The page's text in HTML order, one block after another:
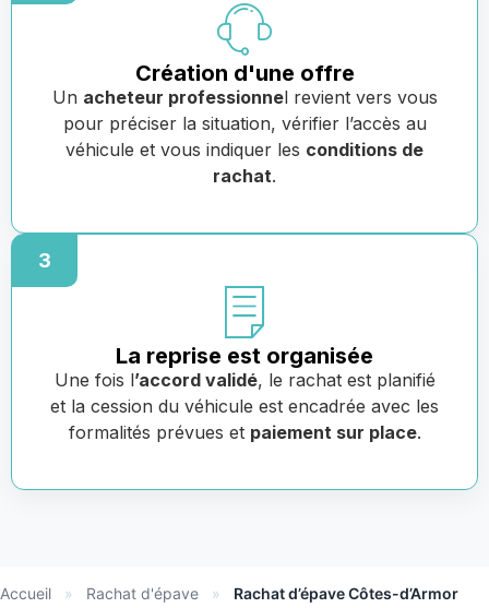
Création d'une offre
Un acheteur professionnel revient vers vous
pour préciser la situation, vérifier l’accès au
véhicule et vous indiquer les conditions de
rachat.
3
La reprise est organisée
Une fois l’accord validé, le rachat est planifié
et la cession du véhicule est encadrée avec les
formalités prévues et paiement sur place.
Accueil » Rachat d'épave » Rachat d’épave Côtes-d’Armor